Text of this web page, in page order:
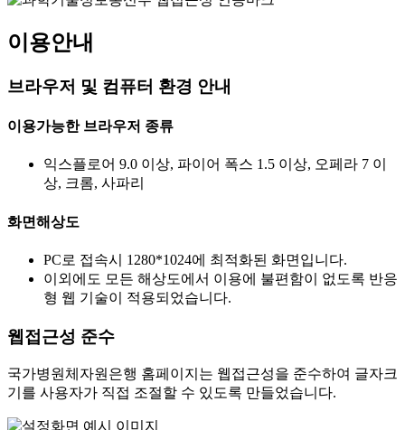
이용안내
브라우저 및 컴퓨터 환경 안내
이용가능한 브라우저 종류
익스플로어 9.0 이상, 파이어 폭스 1.5 이상, 오페라 7 이
상, 크롬, 사파리
화면해상도
PC로 접속시 1280*1024에 최적화된 화면입니다.
이외에도 모든 해상도에서 이용에 불편함이 없도록 반응
형 웹 기술이 적용되었습니다.
웹접근성 준수
국가병원체자원은행 홈페이지는 웹접근성을 준수하여 글자크
기를 사용자가 직접 조절할 수 있도록 만들었습니다.